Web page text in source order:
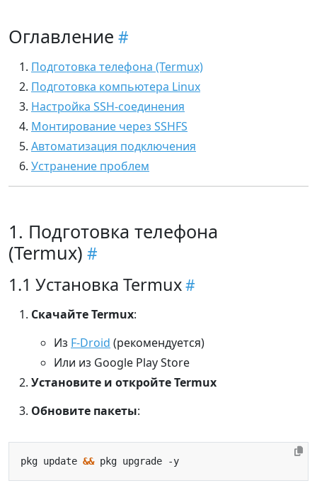
Оглавление
Подготовка телефона (Termux)
Подготовка компьютера Linux
Настройка SSH-соединения
Монтирование через SSHFS
Автоматизация подключения
Устранение проблем
1. Подготовка телефона
(Termux)
1.1 Установка Termux
Скачайте Termux:
Из F-Droid (рекомендуется)
Или из Google Play Store
Установите и откройте Termux
Обновите пакеты:
pkg update &&